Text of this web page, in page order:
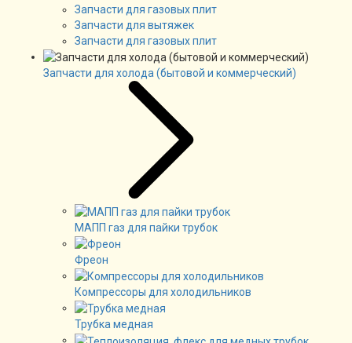
Запчасти для газовых плит
Запчасти для вытяжек
Запчасти для газовых плит
Запчасти для холода (бытовой и коммерческий)
МАПП газ для пайки трубок
Фреон
Компрессоры для холодильников
Трубка медная